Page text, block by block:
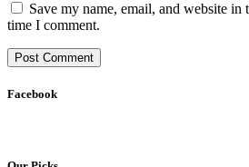
Save my name, email, and website
time I comment.
Facebook